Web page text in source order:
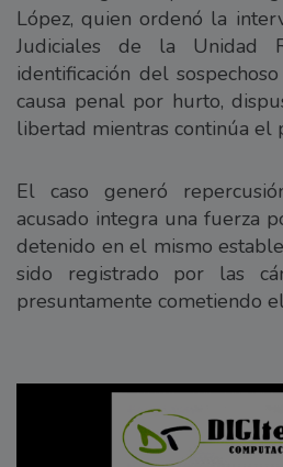
López, quien ordenó la
Judiciales de la Unidad
identificación del
causa penal por hurto,
libertad mientras continúa el
El caso generó
acusado integra una fuerza
detenido en el mismo
sido registrado por las
presuntamente cometiendo